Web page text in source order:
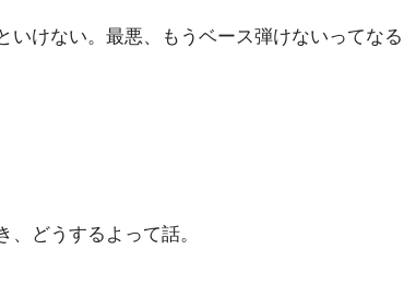
けない。最悪、もうベース弾けないってなる
どうするよって話。